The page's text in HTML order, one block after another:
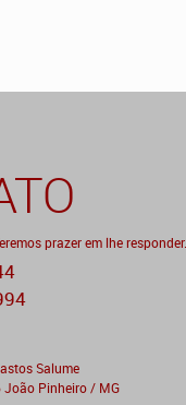
prazer em lhe responder.
Salume
João Pinheiro / MG